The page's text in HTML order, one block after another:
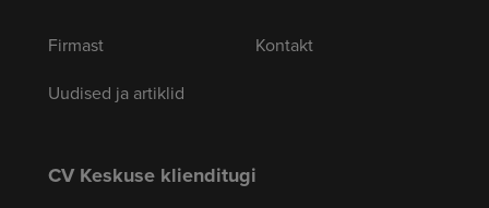
Firmast
Uudised ja artiklid
Kontakt
CV Keskuse klienditugi